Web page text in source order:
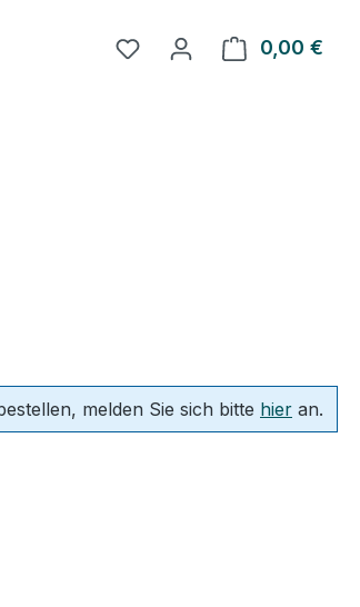
Du hast 0 Produkte auf
0,00 €
melden Sie sich bitte hier an.